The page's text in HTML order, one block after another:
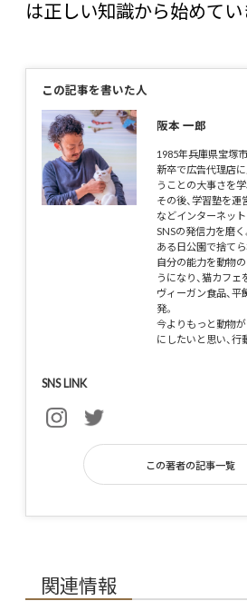
は正しい知識から始めてい
この記事を書いた人
阪本 一郎
1985年兵庫県宝塚市
新卒で広告代理店
うことの大事さを学
その後、学習塾を
などインターネッ
SNSの発信力を磨く
ある日公園で捨て
自分の能力を動物
うになり、猫カフェ
ヴィーガン食品、
発。
今よりもっと動物
にしたいと思い、行
SNS LINK
この著者の記事一覧
関連情報